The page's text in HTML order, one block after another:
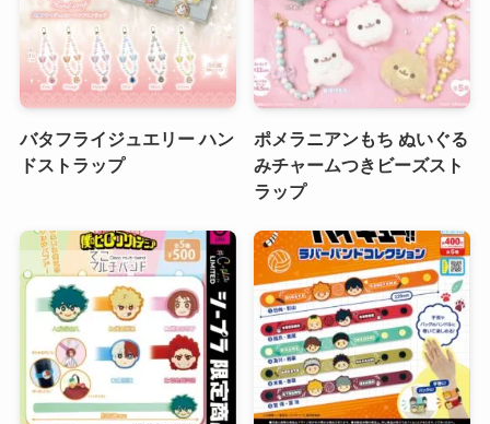
バタフライジュエリー ハン
ドストラップ
ポメラニアンもち ぬいぐる
みチャームつきビーズスト
ラップ